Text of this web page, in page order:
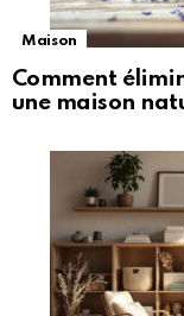
Maison
Comment
une maison